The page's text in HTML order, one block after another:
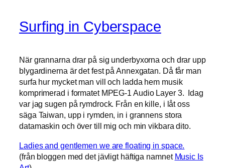
Surfing in Cyberspace
När grannarna drar på sig underbyxorna och drar upp
blygardinerna är det fest på Annexgatan. Då får man
surfa hur mycket man vill och ladda hem musik
komprimerad i formatet MPEG-1 Audio Layer 3. Idag
var jag sugen på rymdrock. Från en kille, i låt oss
säga Taiwan, upp i rymden, in i grannens stora
datamaskin och över till mig och min vikbara dito.
Ladies and gentlemen we are floating in space.
(från bloggen med det jävligt häftiga namnet Music Is